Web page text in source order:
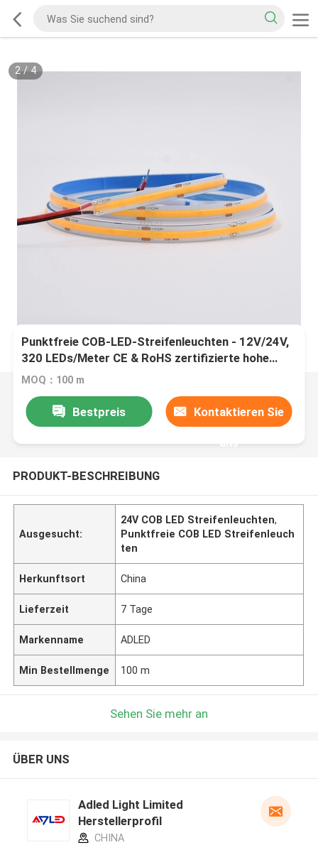
2/4
Punktfreie COB-LED-Streifenleuchten - 12V/24V,
320 LEDs/Meter CE & RoHS zertifizierte hohe
Dichte
MOQ：100 m
Bestpreis Kontaktieren Sie
uns
PRODUKT-BESCHREIBUNG
Ausgesucht:
24V COB LED Streifenleuchten,
Punktfreie COB LED Streifenleuch
ten
Herkunftsort China
Lieferzeit 7 Tage
Markenname ADLED
Min Bestellmenge 100 m
Sehen Sie mehr an
ÜBER UNS
Adled Light Limited
Herstellerprofil
CHINA